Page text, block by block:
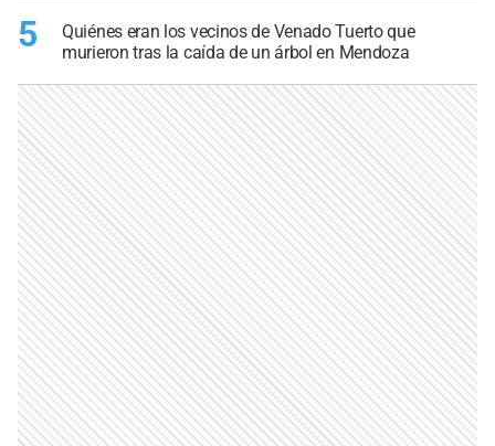
5
Quiénes eran los vecinos de Venado Tuerto que
murieron tras la caída de un árbol en Mendoza